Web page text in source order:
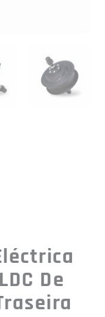
De